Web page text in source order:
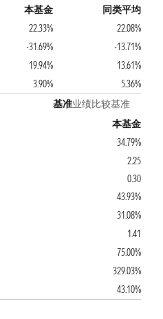
本基金
同类平均
22.33%
22.08%
-31.69%
-13.71%
19.94%
13.61%
3.90% 5.36%
基准业绩比较基准
本基金
34.79%
2.25
0.30
43.93%
31.08%
1.41
75.00%
329.03%
43.10%